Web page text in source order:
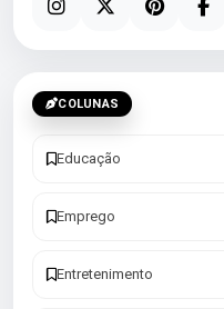
COLUNAS
Educação
Emprego
Entretenimento